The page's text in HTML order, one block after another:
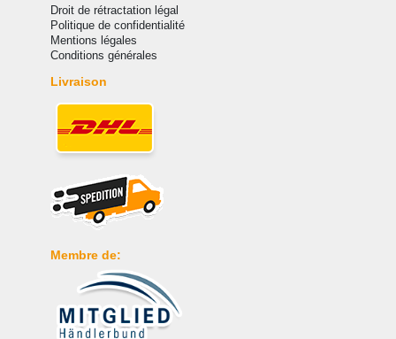
Droit de rétractation légal
Politique de confidentialité
Mentions légales
Conditions générales
Livraison
Membre de: